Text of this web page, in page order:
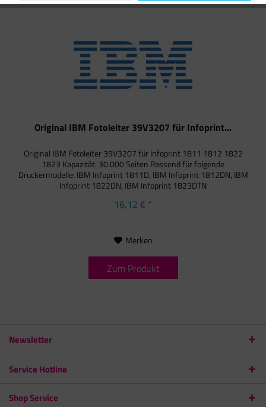
Original IBM Fotoleiter 39V3207 für Infoprint...
Original IBM Fotoleiter 39V3207 für Infoprint 1811 1812 1822
1823 Kapazität: 30.000 Seiten Passend für folgende
Druckermodelle: IBM Infoprint 1811D, IBM Infoprint 1812DN, IBM
Infoprint 1822DN, IBM Infoprint 1823DTN
16,12 € *
Merken
Zum Produkt
Newsletter
Service Hotline
Shop Service